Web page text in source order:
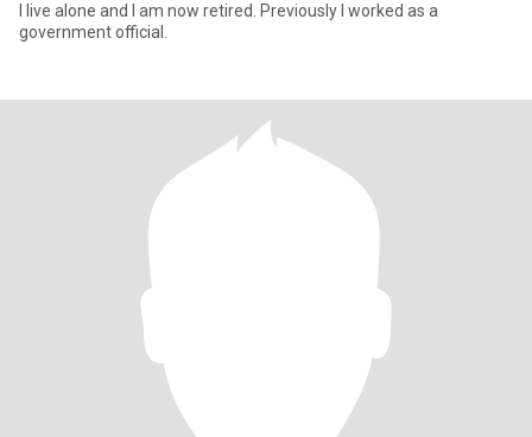
I live alone and I am now retired. Previously I worked as a
government official.